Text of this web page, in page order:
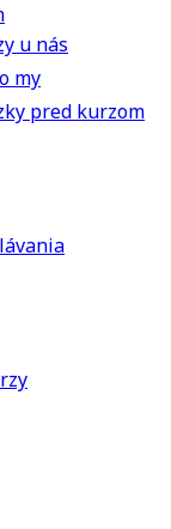
u nás
my
pred kurzom